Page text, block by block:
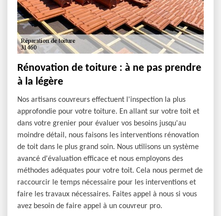
Rénovation de toiture : à ne pas prendre
à la légère
Nos artisans couvreurs effectuent l'inspection la plus
approfondie pour votre toiture. En allant sur votre toit et
dans votre grenier pour évaluer vos besoins jusqu'au
moindre détail, nous faisons les interventions rénovation
de toit dans le plus grand soin. Nous utilisons un système
avancé d'évaluation efficace et nous employons des
méthodes adéquates pour votre toit. Cela nous permet de
raccourcir le temps nécessaire pour les interventions et
faire les travaux nécessaires. Faites appel à nous si vous
avez besoin de faire appel à un couvreur pro.